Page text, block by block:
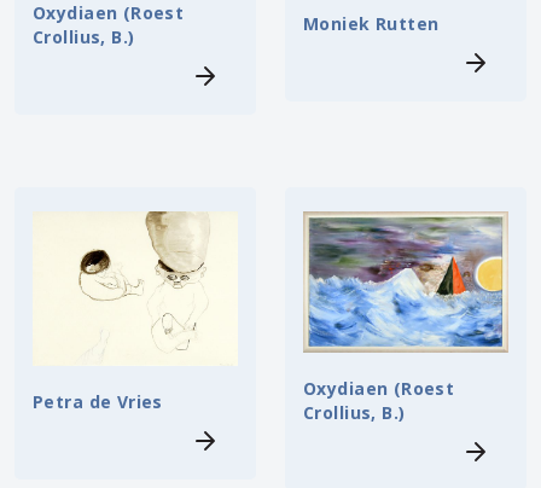
Oxydiaen (Roest
Crollius, B.)
Moniek Rutten
Petra de Vries
Oxydiaen (Roest
Crollius, B.)